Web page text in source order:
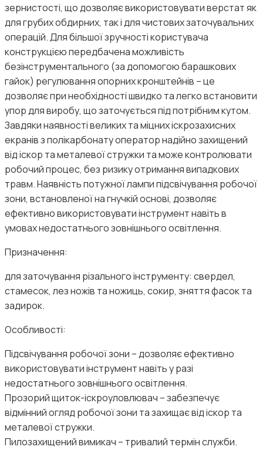
зернистості, що дозволяє використовувати верстат як
для грубих обдирних, так і для чистових заточувальних
операцій. Для більшої зручності користувача
конструкцією передбачена можливість
безінструментального (за допомогою барашкових
гайок) регулювання опорних кронштейнів – це
дозволяє при необхідності швидко та легко встановити
упор для виробу, що заточується під потрібним кутом.
Завдяки наявності великих та міцних іскрозахисних
екранів з полікарбонату оператор надійно захищений
від іскор та металевої стружки та може контролювати
робочий процес, без ризику отримання випадкових
травм. Наявність потужної лампи підсвічування робочої
зони, встановленої на гнучкій основі, дозволяє
ефективно використовувати інструмент навіть в
умовах недостатнього зовнішнього освітлення.
Призначення:
для заточування різального інструменту: свердел,
стамесок, лез ножів та ножиць, сокир, зняття фасок та
задирок.
Особливості:
Підсвічування робочої зони – дозволяє ефективно
використовувати інструмент навіть у разі
недостатнього зовнішнього освітлення.
Прозорий щиток-іскроуловлювач – забезпечує
відмінний огляд робочої зони та захищає від іскор та
металевої стружки.
Пилозахищений вимикач – тривалий термін служби.